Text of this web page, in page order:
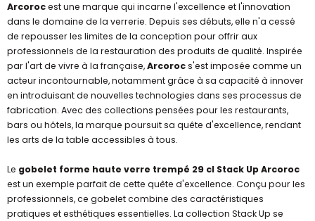
Arcorocest une marque qui incarne l'excellence et l'innovation
dans le domaine de la verrerie. Depuis ses débuts, elle n'a cessé
de repousser les limites de la conception pour offrir aux
professionnels de la restauration des produits de qualité. Inspirée
par l'art de vivre à la française,Arcorocs'est imposée comme un
acteur incontournable, notamment grâce à sa capacité à innover
en introduisant de nouvelles technologies dans ses processus de
fabrication. Avec des collections pensées pour les restaurants,
bars ou hôtels, la marque poursuit sa quête d'excellence, rendant
les arts de la table accessibles à tous.
Le gobelet forme haute verre trempé 29 cl Stack Up Arcoroc
est un exemple parfait de cette quête d'excellence. Conçu pour les
professionnels, ce gobelet combine des caractéristiques
pratiques et esthétiques essentielles. La collection Stack Up se